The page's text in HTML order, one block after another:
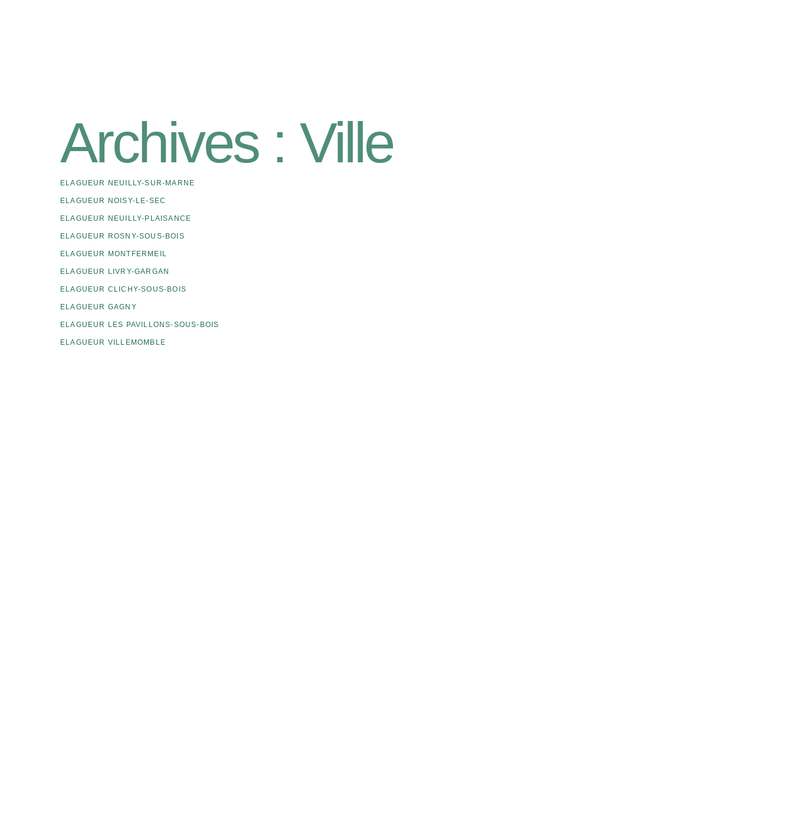
Archives : Ville
ELAGUEUR NEUILLY-SUR-MARNE
ELAGUEUR NOISY-LE-SEC
ELAGUEUR NEUILLY-PLAISANCE
ELAGUEUR ROSNY-SOUS-BOIS
ELAGUEUR MONTFERMEIL
ELAGUEUR LIVRY-GARGAN
ELAGUEUR CLICHY-SOUS-BOIS
ELAGUEUR GAGNY
ELAGUEUR LES PAVILLONS-SOUS-BOIS
ELAGUEUR VILLEMOMBLE